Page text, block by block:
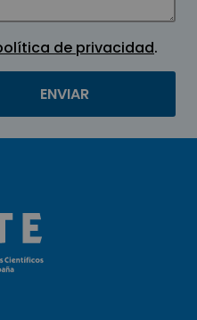
de privacidad.